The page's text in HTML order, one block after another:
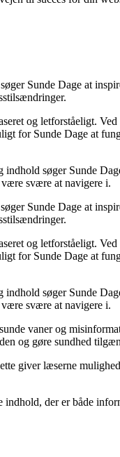
Sunde Dage at
og letforståeligt. Ved
for Sunde Dage at
søger Sunde
være svære at navigere i.
Sunde Dage at
og letforståeligt. Ved
for Sunde Dage at
søger Sunde
være svære at navigere i.
vaner og
og gøre sundhed
giver læserne
indhold, der er både